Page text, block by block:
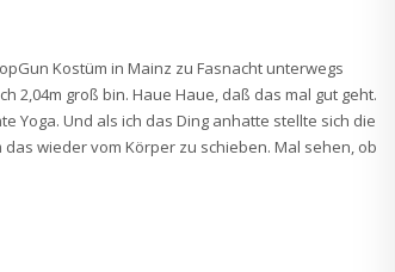
Kostüm in Mainz zu Fasnacht unterwegs
2,04m groß bin. Haue Haue, daß das mal gut geht.
Yoga. Und als ich das Ding anhatte stellte sich die
wieder vom Körper zu schieben. Mal sehen, ob